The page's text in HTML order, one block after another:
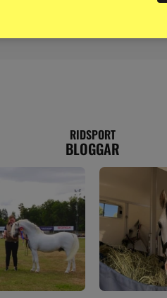
RIDSPORT
BLOGGAR